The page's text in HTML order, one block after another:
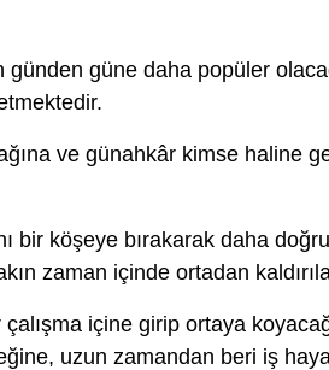
günden güne daha popüler
ve günahkâr kimse haline
bir köşeye bırakarak daha
zaman içinde ortadan
içine girip ortaya
uzun zamandan beri iş